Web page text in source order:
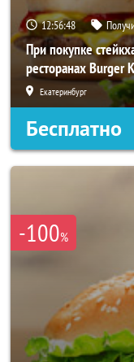
12:56:44
При покупке
ресторанах Burger
Екатеринбург
Бесплатно
-100%